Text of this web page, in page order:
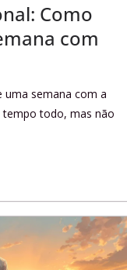
Como
com
uma semana com a
tempo todo, mas não